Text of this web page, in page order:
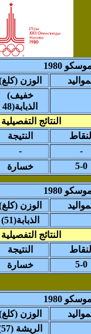
1980
(الوزن (كلغ
(خفيف
الذبابة(48
النتائج التفصيلية
النتيجة النقاط
- -
خسارة 5-0
1980
(الوزن (كلغ
(الذبابة(51
النتائج التفصيلية
النتيجة النقاط
خسارة 5-0
1980
(الوزن (كلغ
(الريشة (57